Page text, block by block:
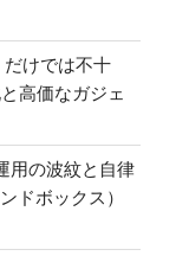
だけでは不十
高価なガジェ
用の波紋と自律
ドボックス）